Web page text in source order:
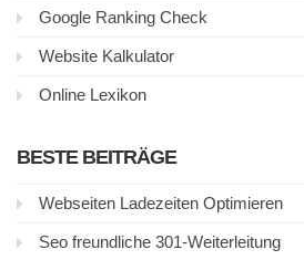
Google Ranking Check
Website Kalkulator
Online Lexikon
BESTE BEITRÄGE
Webseiten Ladezeiten Optimieren
Seo freundliche 301-Weiterleitung